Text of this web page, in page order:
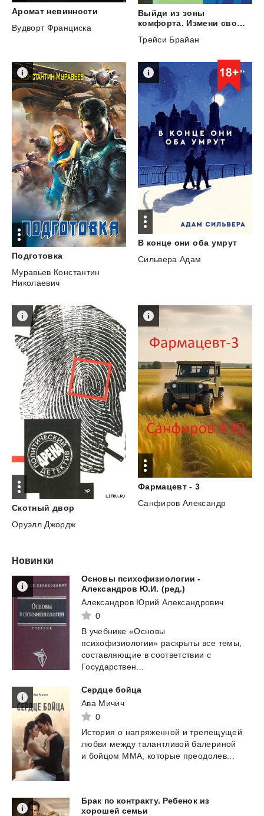
Аромат невинности
Вудворт Франциска
Выйди из зоны
комфорта. Измени свою жизнь. 21 метод повышения личной эффективности
Трейси Брайан
Подготовка
Муравьев Константин
Николаевич
В конце они оба умрут
Сильвера Адам
Скотный двор
Оруэлл Джордж
Фармацевт - 3
Санфиров Александр
Новинки
Основы психофизиологии -
Александров Ю.И. (ред.)
Александров Юрий Александрович
0
В учебнике «Основы
психофизиологии» раскрыты все темы,
составляющие в соответствии с
Государствен...
Сердце бойца
Ава Мичич
0
История о напряженной и трепещущей
любви между талантливой балериной
и бойцом ММА, которые преодолев...
Брак по контракту. Ребенок из
хорошей семьи